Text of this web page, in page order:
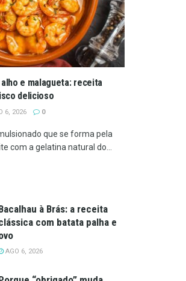
e malagueta: receita
delicioso
6, 2026 0
que se forma pela
com a gelatina natural do...
à Brás: a receita
com batata palha e
AGO 6, 2026